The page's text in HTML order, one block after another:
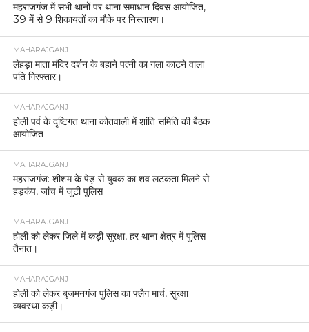
महराजगंज में सभी थानों पर थाना समाधान दिवस आयोजित,
39 में से 9 शिकायतों का मौके पर निस्तारण।
MAHARAJGANJ
लेहड़ा माता मंदिर दर्शन के बहाने पत्नी का गला काटने वाला
पति गिरफ्तार।
MAHARAJGANJ
होली पर्व के दृष्टिगत थाना कोतवाली में शांति समिति की बैठक
आयोजित
MAHARAJGANJ
महराजगंज: शीशम के पेड़ से युवक का शव लटकता मिलने से
हड़कंप, जांच में जुटी पुलिस
MAHARAJGANJ
होली को लेकर जिले में कड़ी सुरक्षा, हर थाना क्षेत्र में पुलिस
तैनात।
MAHARAJGANJ
होली को लेकर बृजमनगंज पुलिस का फ्लैग मार्च, सुरक्षा
व्यवस्था कड़ी।